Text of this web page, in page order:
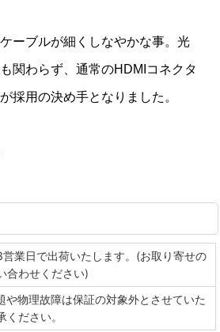
ーブルが細くしなやかな事。光
関わらず、通常のHDMIコネクタ
採用の決め手となりました。
業日で出荷いたします。(お取り寄せの
合わせください)
物理故障は保証の対象外とさせていた
ださい。